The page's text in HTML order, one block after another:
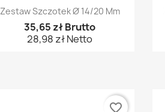
Szybki podgląd
Zestaw Szczotek Ø 14/20 Mm
35,65 zł Brutto
28,98 zł Netto
favorite_border